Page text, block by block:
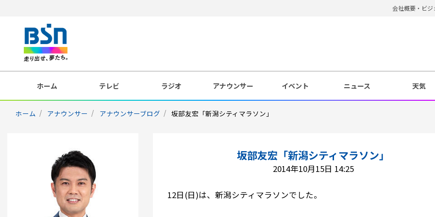
会社概要・ビジ
ホーム テレビ ラジオ アナウンサー イベント ニュース 天気
ホーム アナウンサー アナウンサーブログ 坂部友宏「新潟シティマラソン」
坂部友宏「新潟シティマラソン」
2014年10月15日 14:25
12日(日)は、新潟シティマラソンでした。